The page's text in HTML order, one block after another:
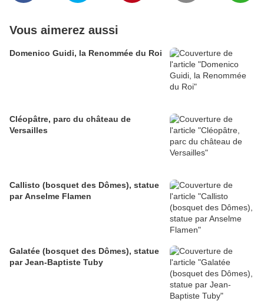
Vous aimerez aussi
Domenico Guidi, la Renommée du Roi
Cléopâtre, parc du château de
Versailles
Callisto (bosquet des Dômes), statue
par Anselme Flamen
Galatée (bosquet des Dômes), statue
par Jean-Baptiste Tuby